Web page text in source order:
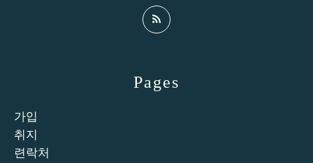
Pages
가입
취지
련락처